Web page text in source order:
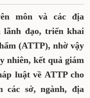
môn và các địa
lãnh đạo, triển khai
(ATTP), nhờ vậy
nhiên, kết quả giám
luật về ATTP cho
các sở, ngành, địa